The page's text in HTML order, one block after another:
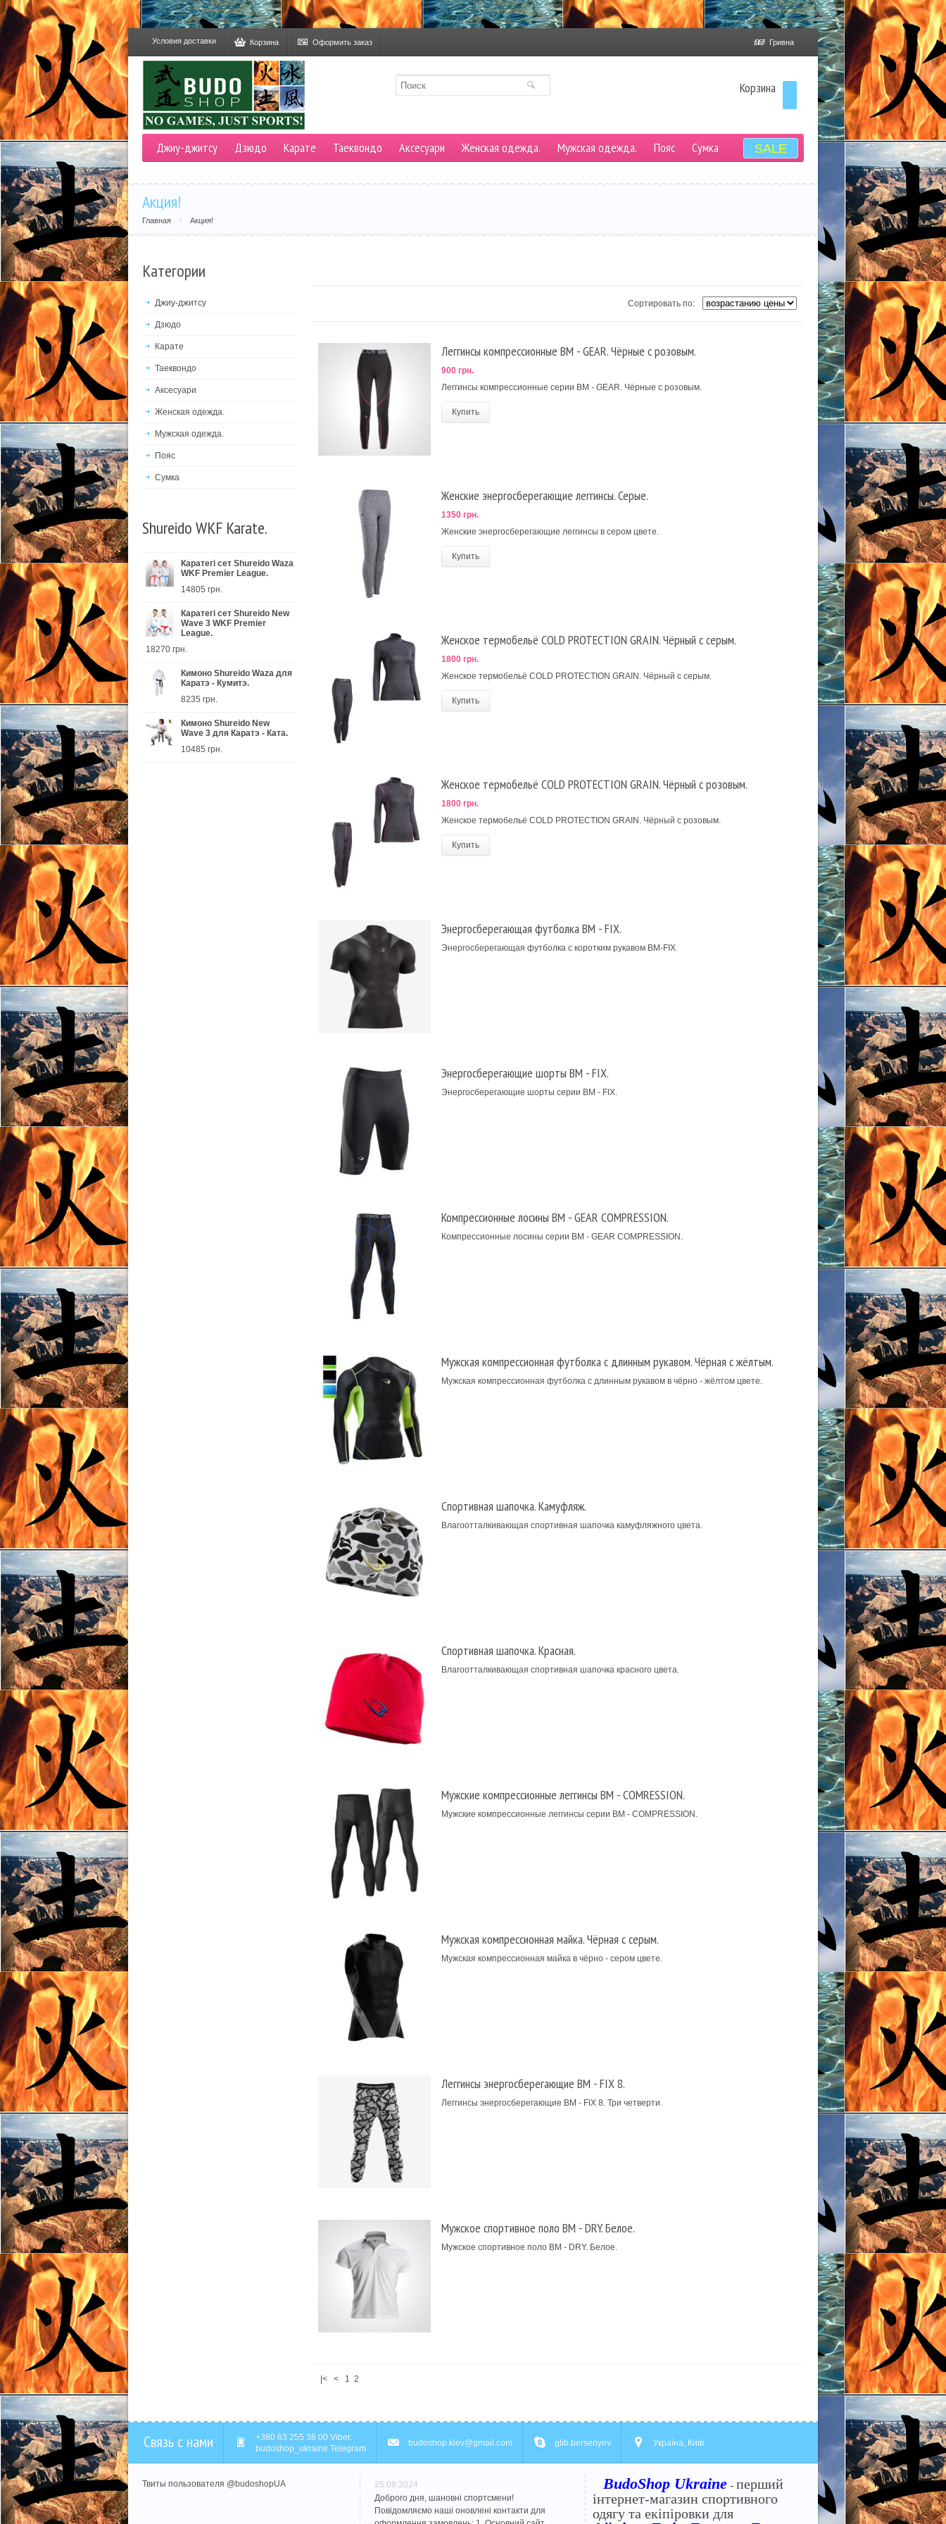
Гривна
Условия доставки Корзина Оформить заказ
Корзина
Джиу-джитсу Дзюдо Карате Таеквондо Аксесуари Женская одежда. Мужская одежда. Пояс Сумка SALE
Акция!
Главная \ Акция!
Категории
Джиу-джитсу
Дзюдо
Карате
Таеквондо
Аксесуари
Женская одежда.
Мужская одежда.
Пояс
Сумка
Shureido WKF Karate.
Каратегі сет Shureido Waza
WKF Premier League.
14805 грн.
Каратегі сет Shureido New
Wave 3 WKF Premier
League.
18270 грн.
Кимоно Shureido Waza для
Каратэ - Кумитэ.
8235 грн.
Кимоно Shureido New
Wave 3 для Каратэ - Ката.
10485 грн.
Сортировать по:
Леггинсы компрессионные BM - GEAR. Чёрные с розовым.
900 грн.
Леггинсы компрессионные серии BM - GEAR. Чёрные с розовым.
Купить
Женские энергосберегающие леггинсы. Серые.
1350 грн.
Женские энергосберегающие леггинсы в сером цвете.
Купить
Женское термобельё COLD PROTECTION GRAIN. Чёрный с серым.
1800 грн.
Женское термобельё COLD PROTECTION GRAIN. Чёрный с серым.
Купить
Женское термобельё COLD PROTECTION GRAIN. Чёрный с розовым.
1800 грн.
Женское термобельё COLD PROTECTION GRAIN. Чёрный с розовым.
Купить
Энергосберегающая футболка BM - FIX.
Энергосберегающая футболка с коротким рукавом BM-FIX.
Энергосберегающие шорты BM - FIX.
Энергосберегающие шорты серии BM - FIX.
Компрессионные лосины BM - GEAR COMPRESSION.
Компрессионные лосины серии BM - GEAR COMPRESSION.
Мужская компрессионная футболка с длинным рукавом. Чёрная с жёлтым.
Мужская компрессионная футболка с длинным рукавом в чёрно - жёлтом цвете.
Спортивная шапочка. Камуфляж.
Влагоотталкивающая спортивная шапочка камуфляжного цвета.
Спортивная шапочка. Красная.
Влагоотталкивающая спортивная шапочка красного цвета.
Мужские компрессионные леггинсы BM - COMRESSION.
Мужские компрессионные леггинсы серии BM - COMPRESSION.
Мужская компрессионная майка. Чёрная с серым.
Мужская компрессионная майка в чёрно - сером цвете.
Леггинсы энергосберегающие BM - FIX 8.
Леггинсы энергосберегающие BM - FIX 8. Три четверти.
Мужское спортивное поло BM - DRY. Белое.
Мужское спортивное поло BM - DRY. Белое.
|< < 1 2
Связь с нами
+380 63 255 38 00 Viber.
budoshop_ukraine Telegram
budoshop.kiev@gmail.com glib.bersenyev Україна, Київ
Твиты пользователя @budoshopUA
25.09.2024
Доброго дня, шановні спортсмени!
Повідомляємо наші оновлені контакти для
BudoShop Ukraine - перший
інтернет-магазин спортивного
одягу та екіпіровки для